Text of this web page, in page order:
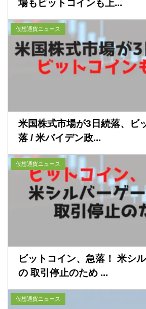
場もビットコインも上...
仮想通貨ニュース
米国株式市場が3日続落、ビ
落 / 米バイデン政...
仮想通貨ニュース
ビットコイン、急落！ 米シ
の 取引停止のため ...
仮想通貨ニュース